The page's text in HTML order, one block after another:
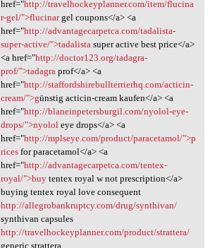
href="http://travelhockeyplanner.com/item/flucina
r-gel/">flucinargel coupons</a> <a
href="http://advantagecarpetca.com/tadalista-
super-active/">tadalista super active best price</a>
<a href="http://doctor123.org/tadagra-
prof/">tadagra prof</a> <a
href="http://staffordshirebullterrierhq.com/acticin-
cream/">günstig acticin-cream kaufen</a> <a
href="http://blaneinpetersburgil.com/nyolol-eye-
drops/">nyolol eye drops</a> <a
href="http://mplseye.com/product/paracetamol/">p
ricesfor paracetamol</a> <a
href="http://advantagecarpetca.com/tentex-
royal/">buytentex royal w not prescription</a>
buying tentex royal love consequent
http://allegrobankruptcy.com/drug/synthivan/
synthivan capsules
http://travelhockeyplanner.com/product/strattera/
generic strattera